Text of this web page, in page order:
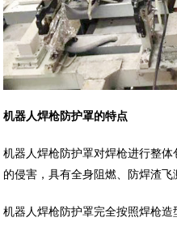
机器人焊枪防护罩的特点
机器人焊枪防护罩对焊枪进行整
的侵害，具有全身阻燃、防焊渣飞
机器人焊枪防护罩完全按照焊枪